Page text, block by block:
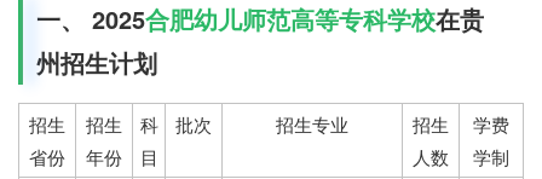
一、 2025合肥幼儿师范高等专科学校在贵
州招生计划
招生
省份
招生
年份
科
目
批次 招生专业
招生
人数
学费
学制